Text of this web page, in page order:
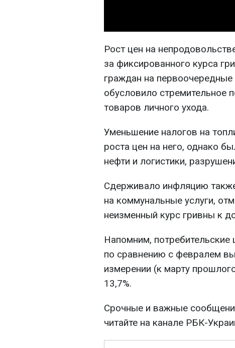
Рост цен на
за фиксированного курса
граждан на
обусловило стремительное
товаров личного ухода.
Уменьшение налогов на
роста цен на него, однако
нефти и логистики,
Сдерживало инфляцию
на коммунальные услуги,
неизменный курс гривны к
Напомним,
по сравнению с февралем
измерении (к марту
13,7%.
Срочные и важные
читайте на канале РБК-